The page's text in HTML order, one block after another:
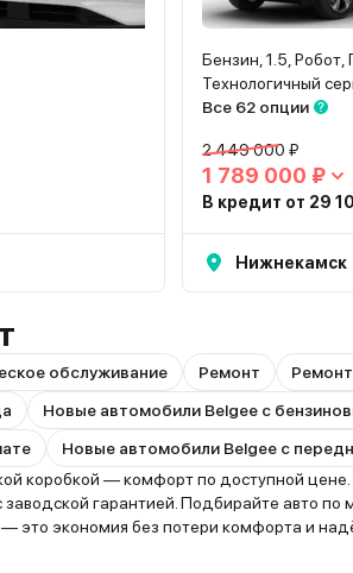
Бензин, 1.5, Робот,
Технологичный
Все 62 опции
2 449 000 ₽
1 789 000 ₽
В кредит от 29
Нижнекамск
обслуживание Ремонт Ремонт
коробкой — комфорт по доступной
гарантией. Подбирайте авто
это экономия без потери комфорта и